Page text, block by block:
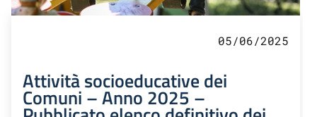
05/06/2025
Attività socioeducative dei
Comuni – Anno 2025 –